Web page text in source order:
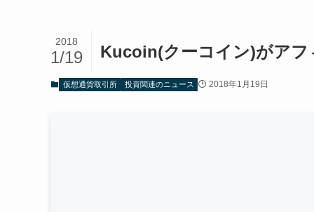
Kucoin(クーコイン)がアフ
2018
1/19
仮想通貨取引所 投資関連のニュース 2018年1月19日